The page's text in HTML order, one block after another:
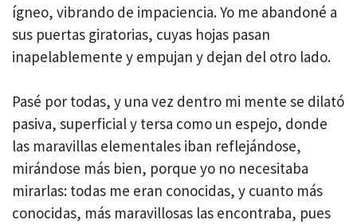
ígneo, vibrando de impaciencia. Yo me abandoné a
sus puertas giratorias, cuyas hojas pasan
inapelablemente y empujan y dejan del otro lado.
Pasé por todas, y una vez dentro mi mente se dilató
pasiva, superficial y tersa como un espejo, donde
las maravillas elementales iban reflejándose,
mirándose más bien, porque yo no necesitaba
mirarlas: todas me eran conocidas, y cuanto más
conocidas, más maravillosas las encontraba, pues